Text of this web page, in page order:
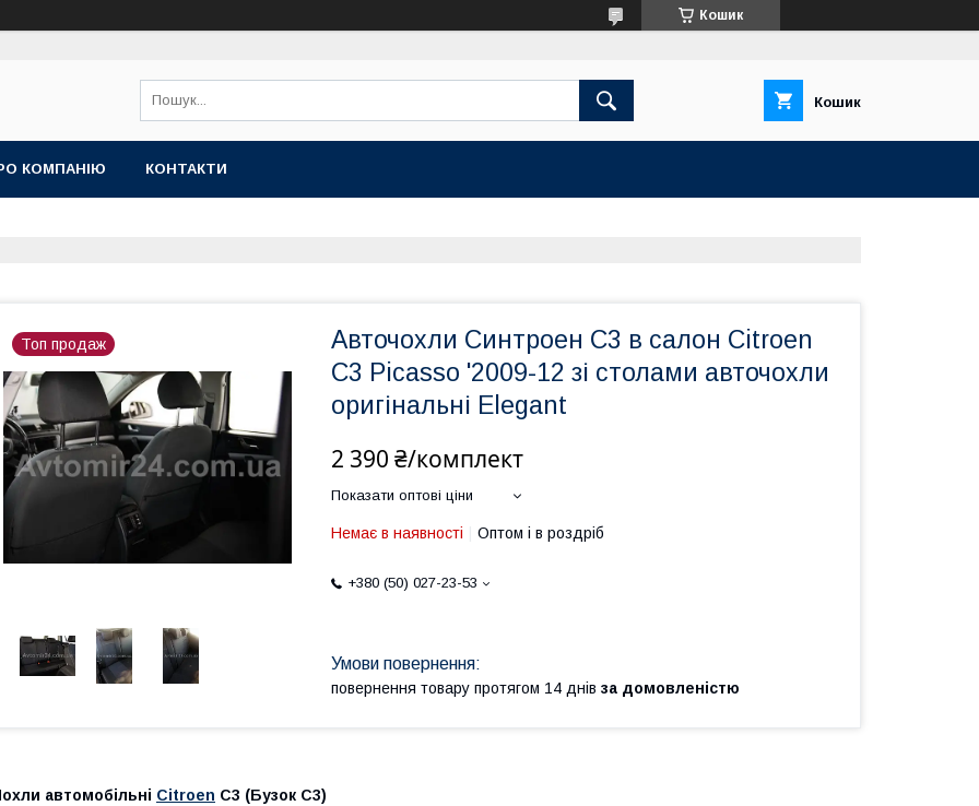
Кошик
Кошик
КОМПАНІЮ КОНТАКТИ
Топ продаж
Авточохли Синтроен С3 в салон Citroen
C3 Picasso '2009-12 зі столами авточохли
оригінальні Elegant
2 390 ₴/комплект
Показати оптові ціни
Немає в наявності Оптом і в роздріб
+380 (50) 027-23-53
повернення товару протягом 14 днів за домовленістю
автомобільні Citroen C3 (Бузок С3)